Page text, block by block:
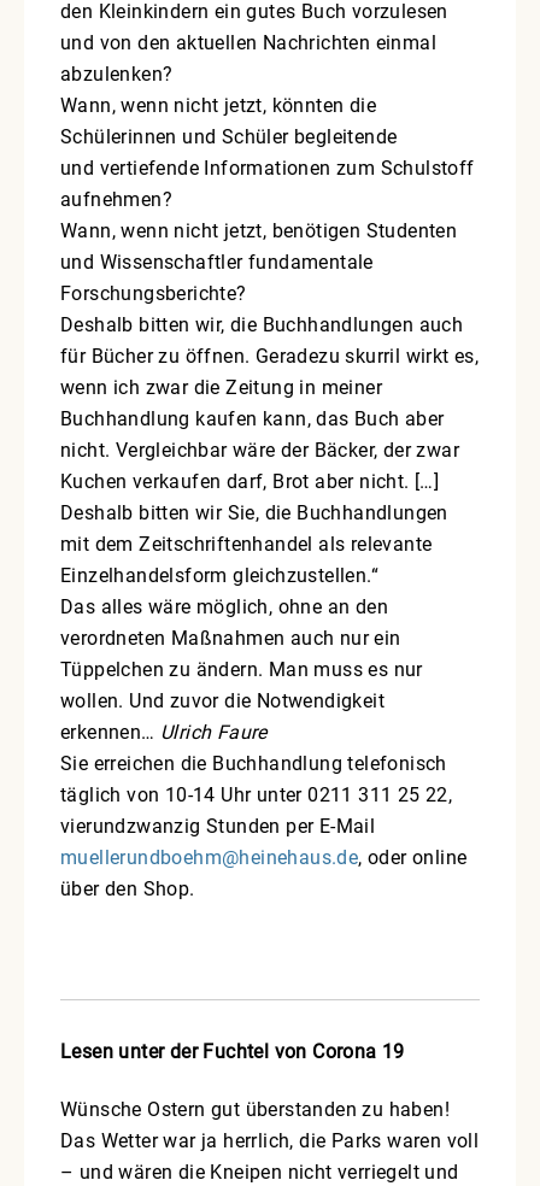
den Kleinkindern ein gutes Buch vorzulesen
und von den aktuellen Nachrichten einmal
abzulenken?
Wann, wenn nicht jetzt, könnten die
Schülerinnen und Schüler begleitende
und vertiefende Informationen zum Schulstoff
aufnehmen?
Wann, wenn nicht jetzt, benötigen Studenten
und Wissenschaftler fundamentale
Forschungsberichte?
Deshalb bitten wir, die Buchhandlungen auch
für Bücher zu öffnen. Geradezu skurril wirkt es,
wenn ich zwar die Zeitung in meiner
Buchhandlung kaufen kann, das Buch aber
nicht. Vergleichbar wäre der Bäcker, der zwar
Kuchen verkaufen darf, Brot aber nicht. […]
Deshalb bitten wir Sie, die Buchhandlungen
mit dem Zeitschriftenhandel als relevante
Einzelhandelsform gleichzustellen.“
Das alles wäre möglich, ohne an den
verordneten Maßnahmen auch nur ein
Tüppelchen zu ändern. Man muss es nur
wollen. Und zuvor die Notwendigkeit
erkennen… Ulrich Faure
Sie erreichen die Buchhandlung telefonisch
täglich von 10-14 Uhr unter 0211 311 25 22,
vierundzwanzig Stunden per E-Mail
muellerundboehm@heinehaus.de, oder online
über den Shop.
Lesen unter der Fuchtel von Corona 19
Wünsche Ostern gut überstanden zu haben!
Das Wetter war ja herrlich, die Parks waren voll
– und wären die Kneipen nicht verriegelt und